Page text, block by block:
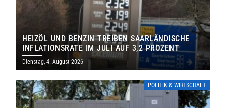
HEIZÖL UND BENZIN TREIBEN SAARLÄNDISCHE
INFLATIONSRATE IM JULI AUF 3,2 PROZENT
Dienstag, 4. August 2026
POLITIK & WIRTSCHAFT